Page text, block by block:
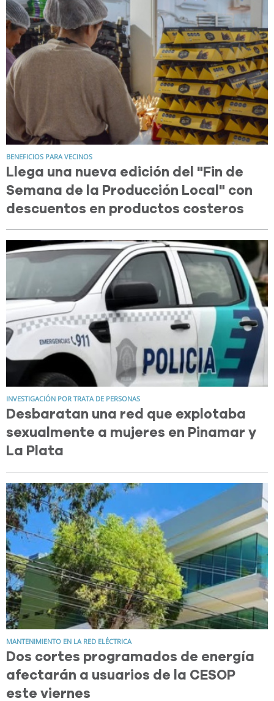
BENEFICIOS PARA VECINOS
Llega una nueva edición del "Fin de
Semana de la Producción Local" con
descuentos en productos costeros
INVESTIGACIÓN POR TRATA DE PERSONAS
Desbaratan una red que explotaba
sexualmente a mujeres en Pinamar y
La Plata
MANTENIMIENTO EN LA RED ELÉCTRICA
Dos cortes programados de energía
afectarán a usuarios de la CESOP
este viernes